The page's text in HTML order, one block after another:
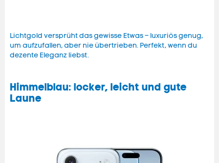
Lichtgold versprüht das gewisse Etwas – luxuriös genug,
um aufzufallen, aber nie übertrieben. Perfekt, wenn du
dezente Eleganz liebst.
Himmelblau: locker, leicht und gute
Laune